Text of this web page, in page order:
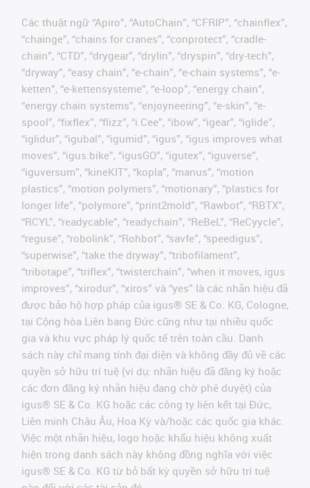
Các thuật ngữ “Apiro”, “AutoChain”, “CFRIP”, “chainflex”,
“chainge”, “chains for cranes”, “conprotect”, “cradle-
chain”, “CTD”, “drygear”, “drylin”, “dryspin”, “dry-tech”,
“dryway”, “easy chain”, “e-chain”, “e-chain systems”, “e-
ketten”, “e-kettensysteme”, “e-loop”, “energy chain”,
“energy chain systems”, “enjoyneering”, “e-skin”, “e-
spool”, “fixflex”, “flizz”, “i.Cee”, “ibow”, “igear”, “iglide”,
“iglidur”, “igubal”, “igumid”, “igus”, “igus improves what
moves”, “igus:bike”, “igusGO”, “igutex”, “iguverse”,
“iguversum”, “kineKIT”, “kopla”, “manus”, “motion
plastics”, “motion polymers”, “motionary”, “plastics for
longer life”, “polymore”, “print2mold”, “Rawbot”, “RBTX”,
“RCYL”, “readycable”, “readychain”, “ReBeL”, “ReCyycle”,
“reguse”, “robolink”, “Rohbot”, “savfe”, “speedigus”,
“superwise”, “take the dryway”, “tribofilament”,
“tribotape”, “triflex”, “twisterchain”, “when it moves, igus
improves”, “xirodur”, “xiros” và “yes” là các nhãn hiệu đã
được bảo hộ hợp pháp của igus® SE & Co. KG, Cologne,
tại Cộng hòa Liên bang Đức cũng như tại nhiều quốc
gia và khu vực pháp lý quốc tế trên toàn cầu. Danh
sách này chỉ mang tính đại diện và không đầy đủ về các
quyền sở hữu trí tuệ (ví dụ: nhãn hiệu đã đăng ký hoặc
các đơn đăng ký nhãn hiệu đang chờ phê duyệt) của
igus® SE & Co. KG hoặc các công ty liên kết tại Đức,
Liên minh Châu Âu, Hoa Kỳ và/hoặc các quốc gia khác.
Việc một nhãn hiệu, logo hoặc khẩu hiệu không xuất
hiện trong danh sách này không đồng nghĩa với việc
igus® SE & Co. KG từ bỏ bất kỳ quyền sở hữu trí tuệ